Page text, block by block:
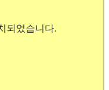
되었습니다.